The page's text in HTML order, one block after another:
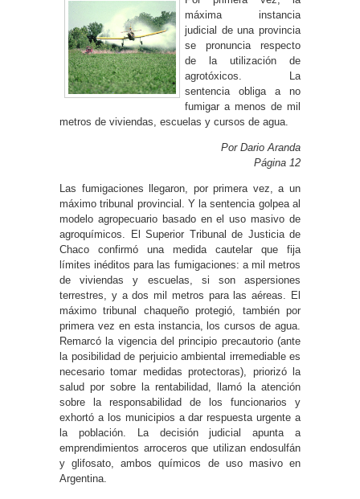
máxima instancia
judicial de una provincia
se pronuncia respecto
de la utilización de
agrotóxicos. La
sentencia obliga a no
fumigar a menos de mil
metros de viviendas, escuelas y cursos de agua.
Por Dario Aranda
Página 12
Las fumigaciones llegaron, por primera vez, a un
máximo tribunal provincial. Y la sentencia golpea al
modelo agropecuario basado en el uso masivo de
agroquímicos. El Superior Tribunal de Justicia de
Chaco confirmó una medida cautelar que fija
límites inéditos para las fumigaciones: a mil metros
de viviendas y escuelas, si son aspersiones
terrestres, y a dos mil metros para las aéreas. El
máximo tribunal chaqueño protegió, también por
primera vez en esta instancia, los cursos de agua.
Remarcó la vigencia del principio precautorio (ante
la posibilidad de perjuicio ambiental irremediable es
necesario tomar medidas protectoras), priorizó la
salud por sobre la rentabilidad, llamó la atención
sobre la responsabilidad de los funcionarios y
exhortó a los municipios a dar respuesta urgente a
la población. La decisión judicial apunta a
emprendimientos arroceros que utilizan endosulfán
y glifosato, ambos químicos de uso masivo en
Argentina.